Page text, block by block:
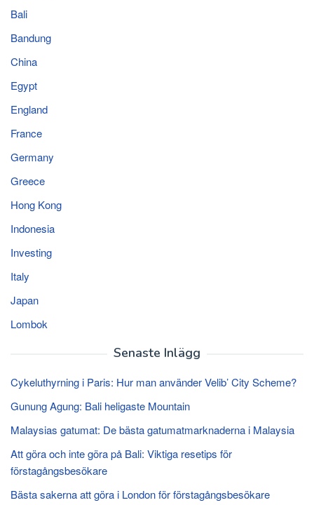
Bali
Bandung
China
Egypt
England
France
Germany
Greece
Hong Kong
Indonesia
Investing
Italy
Japan
Lombok
Senaste Inlägg
Cykeluthyrning i Paris: Hur man använder Velib’ City Scheme?
Gunung Agung: Bali heligaste Mountain
Malaysias gatumat: De bästa gatumatmarknaderna i Malaysia
Att göra och inte göra på Bali: Viktiga resetips för
förstagångsbesökare
Bästa sakerna att göra i London för förstagångsbesökare